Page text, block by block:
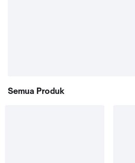
Semua Produk